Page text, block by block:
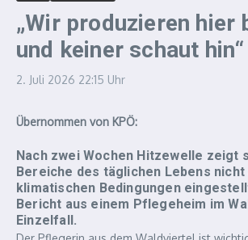
„Wir produzieren hier
und keiner schaut hin“
2. Juli 2026 22:15 Uhr
Übernommen von KPÖ:
Nach zwei Wochen Hitzewelle zeigt
Bereiche des täglichen Lebens
klimatischen Bedingungen
Bericht aus einem Pflegeheim im
Einzelfall.